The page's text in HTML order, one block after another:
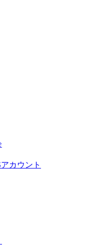
カウント